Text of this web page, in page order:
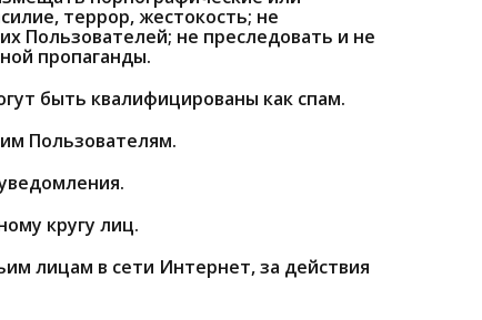
террор, жестокость; не
Пользователей; не преследовать и не
пропаганды.
быть квалифицированы как спам.
Пользователям.
кругу лиц.
лицам в сети Интернет, за действия